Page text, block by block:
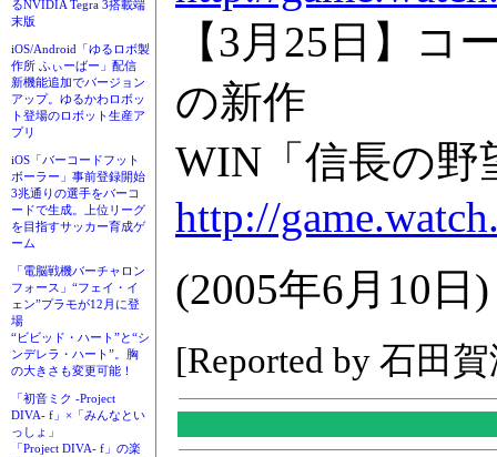
るNVIDIA Tegra 3搭載端
末版
iOS/Android「ゆるロボ製
作所 ふぃーばー」配信
新機能追加でバージョン
アップ。ゆるかわロボッ
ト登場のロボット生産ア
プリ
iOS「バーコードフット
ボーラー」事前登録開始
3兆通りの選手をバーコ
ードで生成。上位リーグ
を目指すサッカー育成ゲ
ーム
「電脳戦機バーチャロン
フォース」“フェイ・イ
ェン”プラモが12月に登
場
“ビビッド・ハート”と“シ
ンデレラ・ハート”。胸
の大きさも変更可能！
「初音ミク -Project
DIVA- f」×「みんなとい
っしょ」
「Project DIVA- f」の楽
【3月25日】
の新作
WIN「信長の野
http://
(2005年6月10日)
[Reported by 石田